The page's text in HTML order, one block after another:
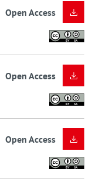
Open Access
Open Access
Open Access